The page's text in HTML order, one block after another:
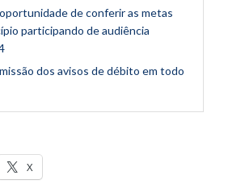
de conferir as metas
participando de audiência
dos avisos de débito em todo
X